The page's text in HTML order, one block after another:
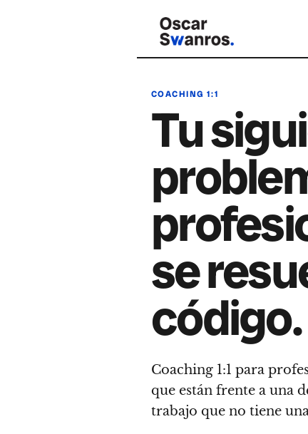
COACHING 1:1
Tu
se
código.
Coaching 1:1 para
que están frente a una
trabajo que no tiene